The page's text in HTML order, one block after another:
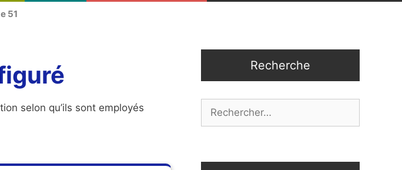
51
selon qu’ils sont employés
Recherche